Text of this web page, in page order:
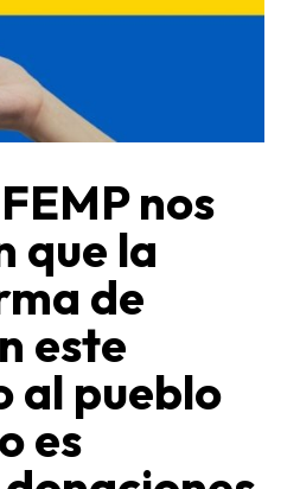
nos
que la
de
este
al pueblo
es